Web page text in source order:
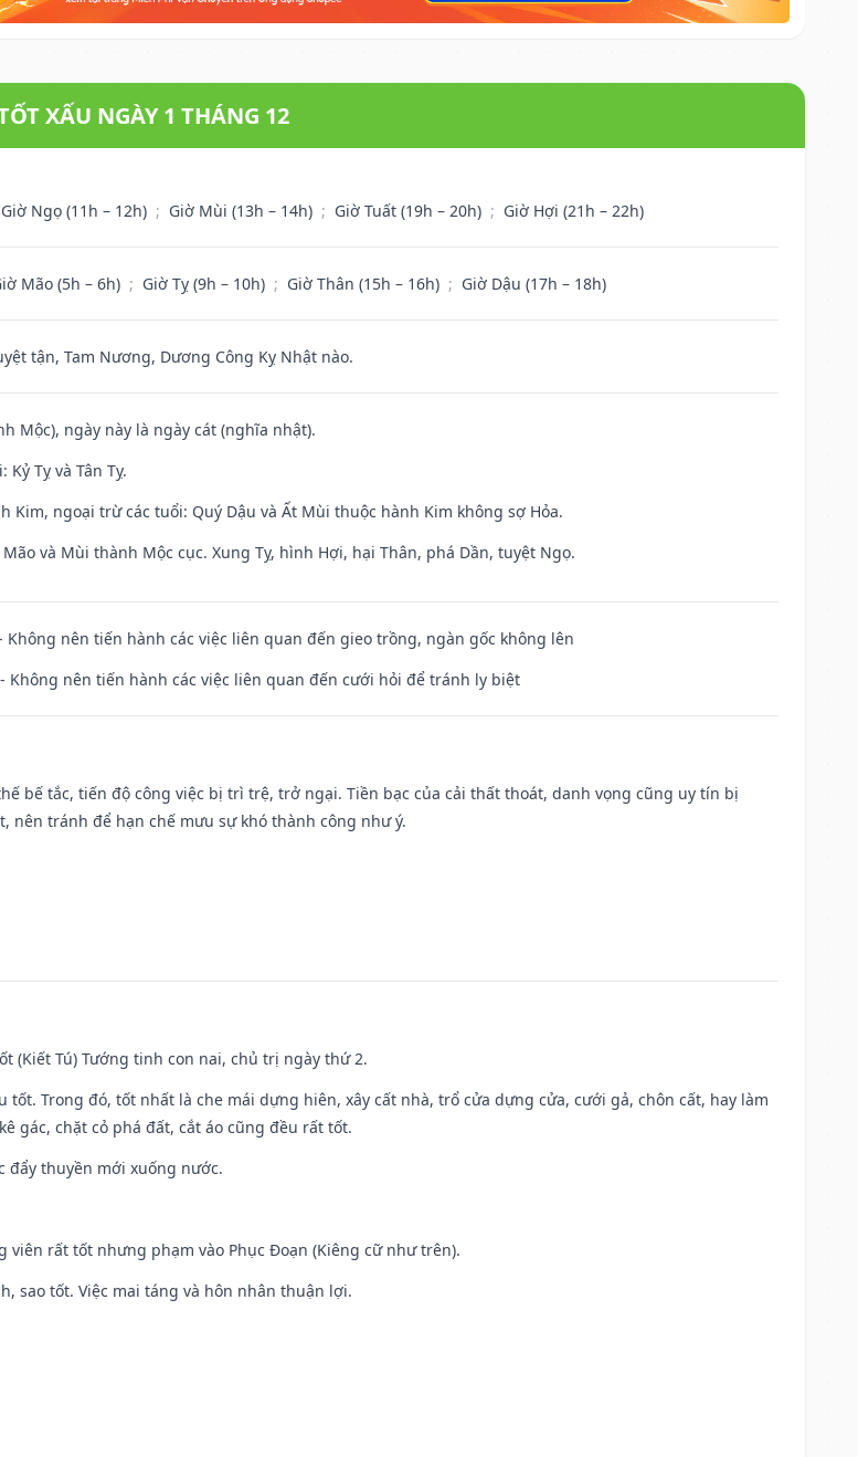
XẤU NGÀY 1 THÁNG 12
Giờ Ngọ (11h – 12h) ; Giờ Mùi (13h – 14h) ; Giờ Tuất (19h – 20h) ; Giờ Hợi (21h – 22h)
Mão (5h – 6h) ; Giờ Tỵ (9h – 10h) ; Giờ Thân (15h – 16h) ; Giờ Dậu (17h – 18h)
tận, Tam Nương, Dương Công Kỵ Nhật nào.
Mộc), ngày này là ngày cát (nghĩa nhật).
Tỵ và Tân Tỵ.
Kim, ngoại trừ các tuổi: Quý Dậu và Ất Mùi thuộc hành Kim không sợ Hỏa.
và Mùi thành Mộc cục. Xung Tỵ, hình Hợi, hại Thân, phá Dần, tuyệt Ngọ.
Không nên tiến hành các việc liên quan đến gieo trồng, ngàn gốc không lên
Không nên tiến hành các việc liên quan đến cưới hỏi để tránh ly biệt
bế tắc, tiến độ công việc bị trì trệ, trở ngại. Tiền bạc của cải thất thoát, danh vọng cũng uy tín bị
nên tránh để hạn chế mưu sự khó thành công như ý.
(Kiết Tú) Tướng tinh con nai, chủ trị ngày thứ 2.
tốt. Trong đó, tốt nhất là che mái dựng hiên, xây cất nhà, trổ cửa dựng cửa, cưới gả, chôn cất, hay làm
gác, chặt cỏ phá đất, cắt áo cũng đều rất tốt.
đẩy thuyền mới xuống nước.
viên rất tốt nhưng phạm vào Phục Đoạn (Kiêng cữ như trên).
sao tốt. Việc mai táng và hôn nhân thuận lợi.